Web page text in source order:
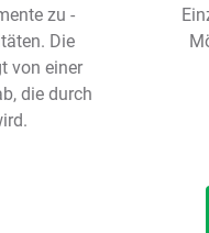
zu -
Die
von einer
die durch